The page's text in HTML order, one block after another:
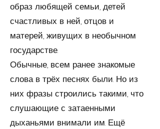
образ любящей семьи, детей
счастливых в ней, отцов и
матерей, живущих в необыч­ном
государстве.
Обычные, всем ранее знакомые
слова в трёх песнях были. Но из
них фразы строились такими, что
слушающие с затаенными
дыханьями внимали им. Ещё